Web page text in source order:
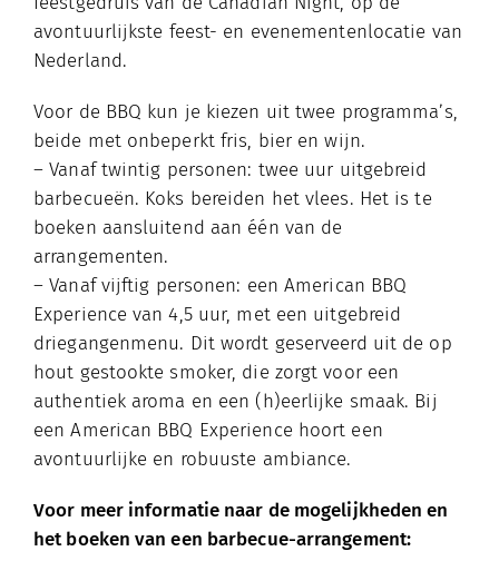
avontuurlijkste feest- en evenementenlocatie van
Nederland.
Voor de BBQ kun je kiezen uit twee programma’s,
beide met onbeperkt fris, bier en wijn.
– Vanaf twintig personen: twee uur uitgebreid
barbecueën. Koks bereiden het vlees. Het is te
boeken aansluitend aan één van de
arrangementen.
– Vanaf vijftig personen: een American BBQ
Experience van 4,5 uur, met een uitgebreid
driegangenmenu. Dit wordt geserveerd uit de op
hout gestookte smoker, die zorgt voor een
authentiek aroma en een (h)eerlijke smaak. Bij
een American BBQ Experience hoort een
avontuurlijke en robuuste ambiance.
Voor meer informatie naar de mogelijkheden en
het boeken van een barbecue-arrangement: